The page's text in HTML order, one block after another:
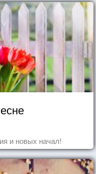
и новых начал!